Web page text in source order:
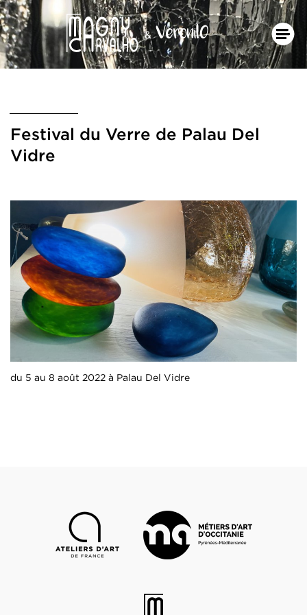
Festival du Verre de Palau Del
Vidre
du 5 au 8 août 2022 à Palau Del Vidre